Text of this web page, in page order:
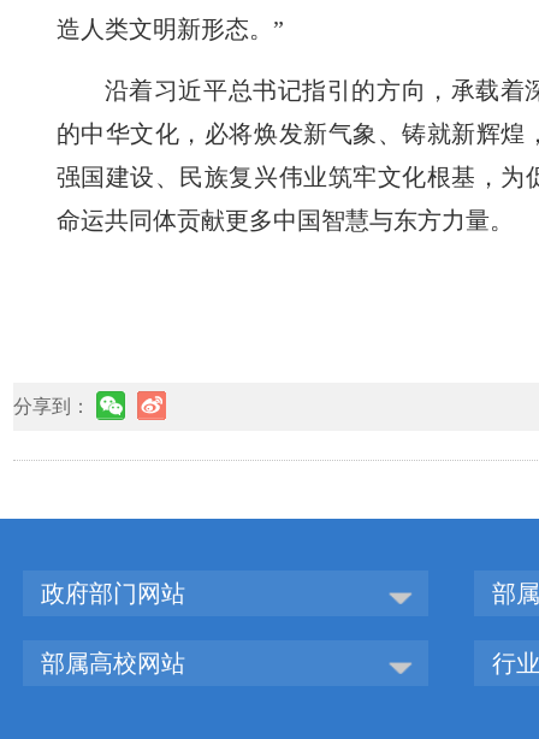
造人类文明新形态。”
沿着习近平总书记指引的方向，承载着
的中华文化，必将焕发新气象、铸就新辉煌
强国建设、民族复兴伟业筑牢文化根基，为
命运共同体贡献更多中国智慧与东方力量。
分享到：
政府部门网站 部
部属高校网站 行